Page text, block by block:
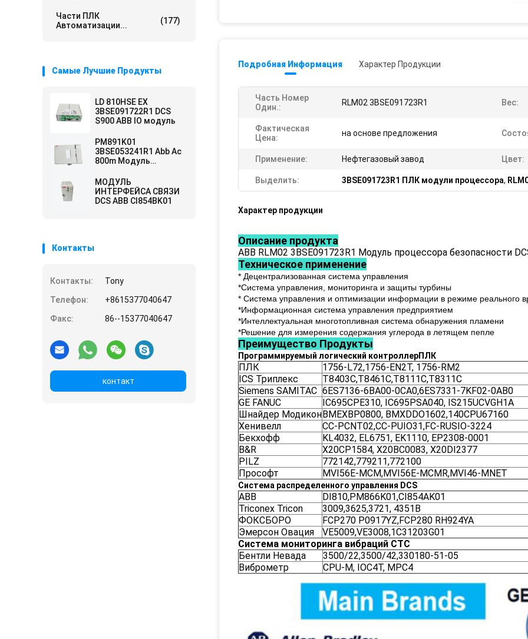
Части ПЛК
Автоматизации...
(177)
Самые Лучшие Продукты
LD 810HSE EX
3BSE091722R1 DCS
S900 ABB IO модуль
PM891K01
3BSE053241R1 Abb Ac
800m Модуль
МОДУЛЬ
ИНТЕРФЕЙСА СВЯЗИ
DCS ABB CI854BK01
Контакты
Контакты:
Tony
Телефон:
+8615377040647
Факс:
86--15377040647
контакт
Подробная Информация Характер Продукции
Часть Номер
Один.:
RLM02 3BSE091723R1 Вес:
Фактическая
Цена:
на основе предложения
Применение: Нефтегазовый завод Цвет:
Выделить: 3BSE091723R1 ПЛК модули процессора,
Характер продукции
Описание продукта
ABB RLM02 3BSE091723R1 Модуль процессора безопасности
Техническое применение
* Децентрализованная система управления
*Система управления, мониторинга и защиты турбины
* Система управления и оптимизации информации в режиме реального
*Информационная система управления предприятием
*Интеллектуальная многотопливная система обнаружения пламени
*Решение для измерения содержания углерода в летящем пепле
Преимущество Продукты
Программируемый логический контроллерПЛК
ПЛК
1756-L72,1756-EN2T, 1756-RM2
ICS Триплекс
T8403C,T8461C,T8111C,T8311C
Siemens SAMITAC 6ES7136-6BA00-0CA0,6ES7331-7KF02-0AB0
GE FANUC
IC695CPE310, IC695PSA040, IS215UCVGH1A
Шнайдер МодиконBMEXBP0800, BMXDDO1602,140CPU67160
Хенивелл
CC-PCNT02,CC-PUIO31,FC-RUSIO-3224
Бекхофф
KL4032, EL6751, EK1110, EP2308-0001
B&R
X20CP1584, X20BC0083, X20DI2377
PILZ
772142,779211,772100
Прософт
MVI56E-MCM,MVI56E-MCMR,MVI46-MNET
Система распределенного управления DCS
ABB
DI810,PM866K01,CI854AK01
Triconex Tricon
3009,3625,3721, 4351B
ФОКСБОРО
FCP270 P0917YZ,FCP280 RH924YA
Эмерсон Овация
VE5009,VE3008,1C31203G01
Система мониторинга вибраций СТС
Бентли Невада
3500/22,3500/42,330180-51-05
Виброметр
CPU-M, IOC4T, MPC4